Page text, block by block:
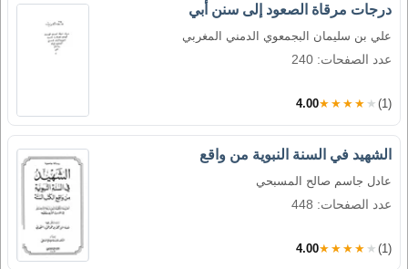
درجات مرقاة الصعود إلى سنن أبي
علي بن سليمان البجمعوي الدمني المغربي
عدد الصفحات: 240
4.00★★★★★ (1)
الشهيد في السنة النبوية من واقع
عادل جاسم صالح المسبحي
عدد الصفحات: 448
4.00★★★★★ (1)